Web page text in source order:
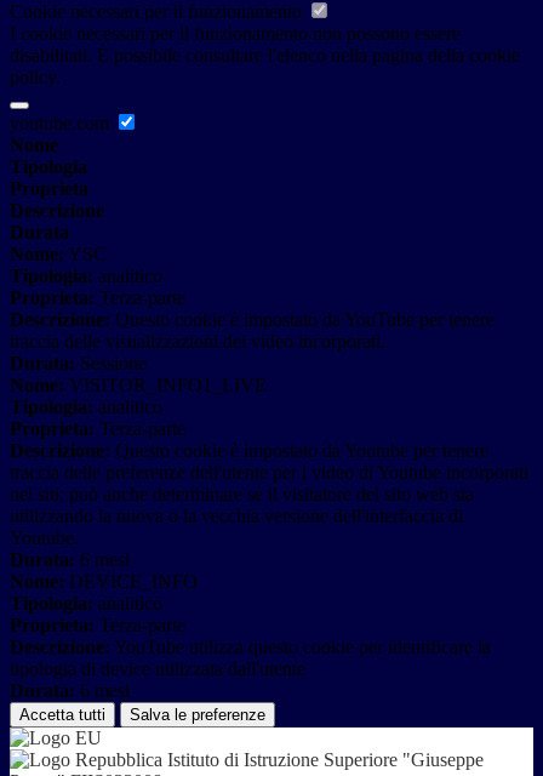
Cookie necessari per il funzionamento
I cookie necessari per il funzionamento non possono essere
disabilitati. È possibile consultare l'elenco nella pagina della cookie
policy.
youtube.com
Nome
Tipologia
Proprieta
Descrizione
Durata
Nome: YSC
Tipologia: analitico
Proprieta: Terza-parte
Descrizione: Questo cookie è impostato da YouTube per tenere
traccia delle visualizzazioni dei video incorporati.
Durata: Sessione
Nome: VISITOR_INFO1_LIVE
Tipologia: analitico
Proprieta: Terza-parte
Descrizione: Questo cookie è impostato da Youtube per tenere
traccia delle preferenze dell'utente per i video di Youtube incorporati
nei siti; può anche determinare se il visitatore del sito web sta
utilizzando la nuova o la vecchia versione dell'interfaccia di
Youtube.
Durata: 6 mesi
Nome: DEVICE_INFO
Tipologia: analitico
Proprieta: Terza-parte
Descrizione: YouTube utilizza questo cookie per identificare la
tipologia di device utilizzata dall'utente
Durata: 6 mesi
Accetta tutti Salva le preferenze
Istituto di Istruzione Superiore "Giuseppe